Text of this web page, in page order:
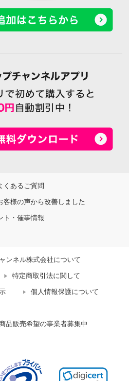
くあるご質問
客様の声から改善しました
ト・催事情報
ンネル株式会社について
特定商取引法に関して
個人情報保護について
品販売希望の事業者募集中